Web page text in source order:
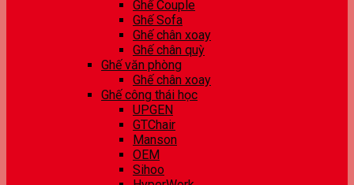
Ghế Couple
Ghế Sofa
Ghế chân xoay
Ghế chân quỳ
Ghế văn phòng
Ghế chân xoay
Ghế công thái học
UPGEN
GTChair
Manson
OEM
Sihoo